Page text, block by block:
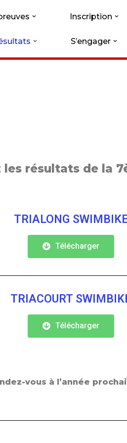
Inscription
S’engager
les résultats de la
TRIALONG
Télécharger
TRIACOURT
Télécharger
vous à l’année